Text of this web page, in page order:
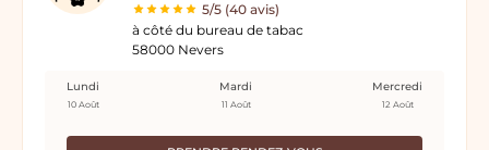
5/5 (40 avis)
à côté du bureau de tabac
58000 Nevers
Lundi
10 Août
Mardi
11 Août
Mercredi
12 Août